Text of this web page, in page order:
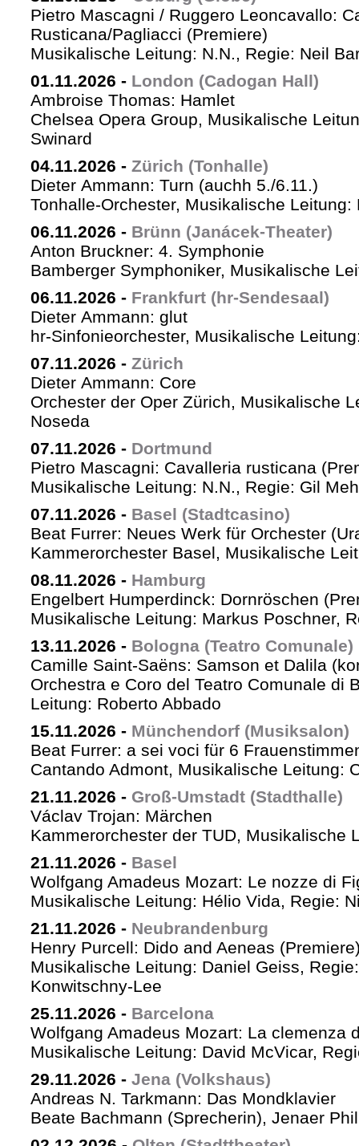
Pietro Mascagni / Ruggero Leoncavallo:
Rusticana/Pagliacci (Premiere)
Musikalische Leitung: N.N., Regie: Neil
01.11.2026 - London (Cadogan Hall)
Ambroise Thomas: Hamlet
Chelsea Opera Group, Musikalische
Swinard
04.11.2026 - Zürich (Tonhalle)
Dieter Ammann: Turn (auchh 5./6.11.)
Tonhalle-Orchester, Musikalische Leitung:
06.11.2026 - Brünn (Janácek-Theater)
Anton Bruckner: 4. Symphonie
Bamberger Symphoniker, Musikalische
06.11.2026 - Frankfurt (hr-Sendesaal)
Dieter Ammann: glut
hr-Sinfonieorchester, Musikalische
07.11.2026 - Zürich
Dieter Ammann: Core
Orchester der Oper Zürich, Musikalische
Noseda
07.11.2026 - Dortmund
Pietro Mascagni: Cavalleria rusticana
Musikalische Leitung: N.N., Regie: Gil
07.11.2026 - Basel (Stadtcasino)
Beat Furrer: Neues Werk für Orchester
Kammerorchester Basel, Musikalische
08.11.2026 - Hamburg
Engelbert Humperdinck: Dornröschen
Musikalische Leitung: Markus Poschner,
13.11.2026 - Bologna (Teatro Comunale)
Camille Saint-Saëns: Samson et Dalila
Orchestra e Coro del Teatro Comunale di
Leitung: Roberto Abbado
15.11.2026 - Münchendorf (Musiksalon)
Beat Furrer: a sei voci für 6
Cantando Admont, Musikalische Leitung:
21.11.2026 - Groß-Umstadt (Stadthalle)
Václav Trojan: Märchen
Kammerorchester der TUD, Musikalische
21.11.2026 - Basel
Wolfgang Amadeus Mozart: Le nozze di
Musikalische Leitung: Hélio Vida, Regie:
21.11.2026 - Neubrandenburg
Henry Purcell: Dido and Aeneas
Musikalische Leitung: Daniel Geiss,
Konwitschny-Lee
25.11.2026 - Barcelona
Wolfgang Amadeus Mozart: La clemenza
Musikalische Leitung: David McVicar,
29.11.2026 - Jena (Volkshaus)
Andreas N. Tarkmann: Das Mondklavier
Beate Bachmann (Sprecherin), Jenaer